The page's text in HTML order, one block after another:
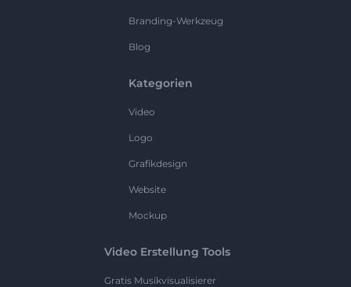
Branding-Werkzeug
Blog
Kategorien
Video
Logo
Grafikdesign
Website
Mockup
Video Erstellung Tools
Gratis Musikvisualisierer